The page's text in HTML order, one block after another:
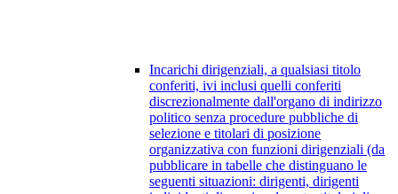
Incarichi dirigenziali, a qualsiasi titolo
conferiti, ivi inclusi quelli conferiti
discrezionalmente dall'organo di indirizzo
politico senza procedure pubbliche di
selezione e titolari di posizione
organizzativa con funzioni dirigenziali (da
pubblicare in tabelle che distinguano le
seguenti situazioni: dirigenti, dirigenti